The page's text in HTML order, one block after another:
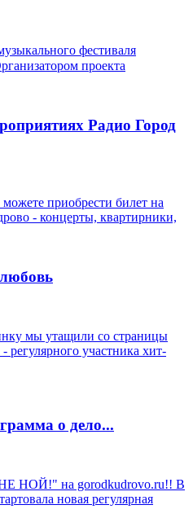
фестиваля
проекта
Радио Город
приобрести билет на
- концерты, квартирники,
мы утащили со страницы
регулярного участника хит-
о дело...
НОЙ!" на gorodkudrovo.ru!! В
новая регулярная